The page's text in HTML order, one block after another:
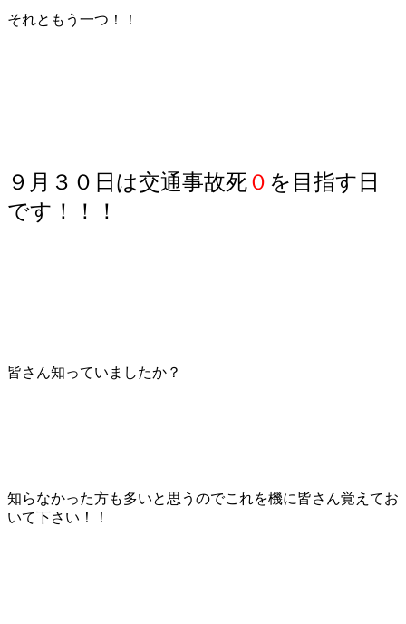
それともう一つ！！
９月３０日は交通事故死０ を目指す日
です！！！
皆さん知っていましたか？
知らなかった方も多いと思うのでこれを機に皆さん覚えてお
いて下さい！！